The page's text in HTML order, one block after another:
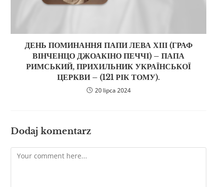
ДЕНЬ ПОМИНАННЯ ПАПИ ЛЕВА ХІІІ (ГРАФ
ВІНЧЕНЦО ДЖОАКІНО ПЕЧЧІ) – ПАПА
РИМСЬКИЙ, ПРИХИЛЬНИК УКРАЇНСЬКОЇ
ЦЕРКВИ – (121 РІК ТОМУ).
20 lipca 2024
Dodaj komentarz